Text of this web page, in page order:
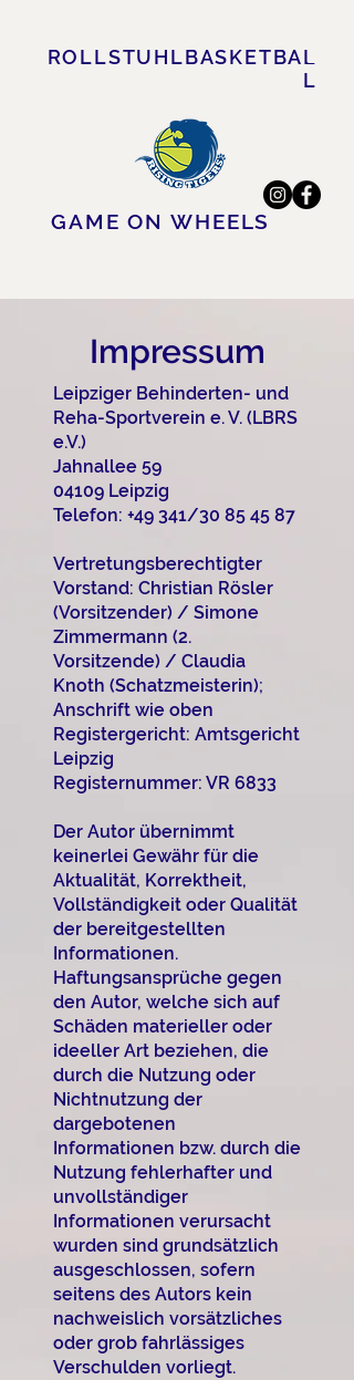
GAME ON WHEELS
ROLLSTUHLBASKETBAL
L
Impressum
Leipziger Behinderten- und
Reha-Sportverein e. V. (LBRS
e.V.)
Jahnallee 59
04109 Leipzig
Telefon: +49 341/30 85 45 87
Vertretungsberechtigter
Vorstand: Christian Rösler
(Vorsitzender) / Simone
Zimmermann (2.
Vorsitzende) / Claudia
Knoth (Schatzmeisterin);
Anschrift wie oben
Registergericht: Amtsgericht
Leipzig
Registernummer: VR 6833
Der Autor übernimmt
keinerlei Gewähr für die
Aktualität, Korrektheit,
Vollständigkeit oder Qualität
der bereitgestellten
Informationen.
Haftungsansprüche gegen
den Autor, welche sich auf
Schäden materieller oder
ideeller Art beziehen, die
durch die Nutzung oder
Nichtnutzung der
dargebotenen
Informationen bzw. durch die
Nutzung fehlerhafter und
unvollständiger
Informationen verursacht
wurden sind grundsätzlich
ausgeschlossen, sofern
seitens des Autors kein
nachweislich vorsätzliches
oder grob fahrlässiges
Verschulden vorliegt.